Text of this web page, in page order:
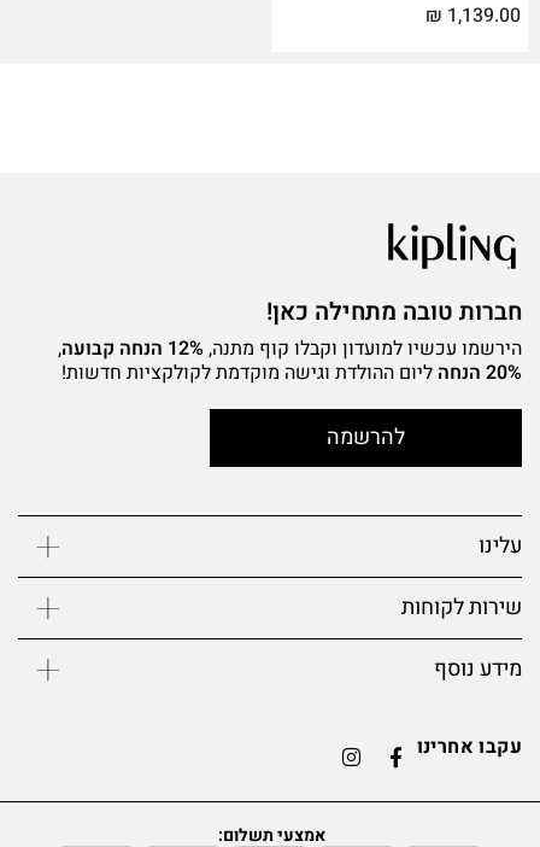
₪ 1,139.00
חברות טובה מתחילה כאן!
הירשמו עכשיו למועדון וקבלו קוף מתנה, 12% הנחה קבועה
,
20% הנחה
ליום ההולדת וגישה מוקדמת לקולקציות חדשות!
להרשמה
עלינו
שירות לקוחות
מידע נוסף
עקבו אחרינו
אמצעי תשלום: